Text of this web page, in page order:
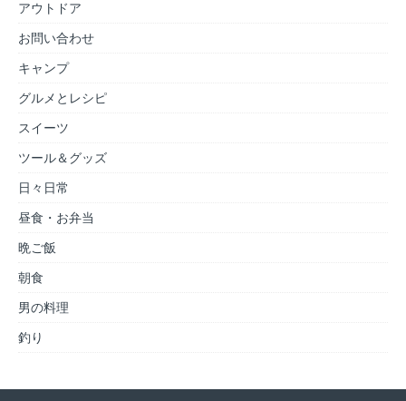
アウトドア
お問い合わせ
キャンプ
グルメとレシピ
スイーツ
ツール＆グッズ
日々日常
昼食・お弁当
晩ご飯
朝食
男の料理
釣り